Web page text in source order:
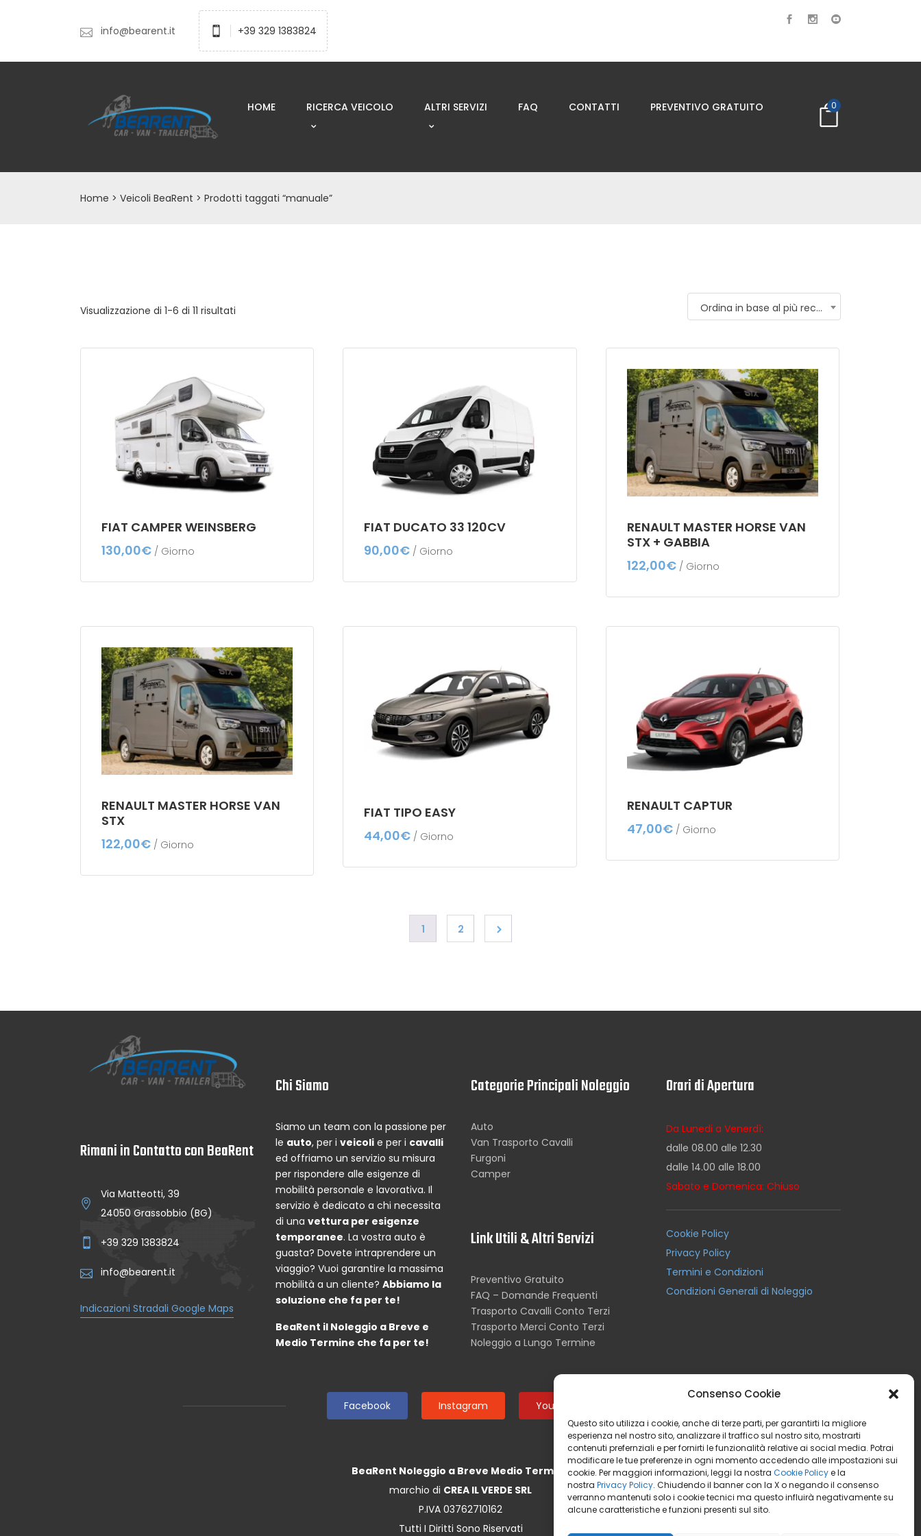
Consenso Cookie
Questo sito utilizza i cookie, anche di terze parti, per garantirti la migliore
esperienza nel nostro sito, analizzare il traffico sul nostro sito, mostrarti
contenuti prefernziali e per fornirti le funzionalità relative ai social media. Potrai
modificare le tue preferenze in ogni momento accedendo alle impostazioni sui
cookie. Per maggiori informazioni, leggi la nostra Cookie Policye la
nostra Privacy Policy. Chiudendo il banner con la X o negando il consenso
verranno mantenuti solo i cookie tecnici ma questo influirà negativamente su
alcune caratteristiche e funzioni presenti sul sito.
info@bearent.it +39 329 1383824
HOME RICERCA VEICOLO ALTRI SERVIZI FAQ CONTATTI PREVENTIVO GRATUITO 0
Home > Veicoli BeaRent > Prodotti taggati “manuale”
Visualizzazione di 1-6 di 11 risultati Ordina in base al più recente
FIAT CAMPER WEINSBERG
130,00€ / Giorno
FIAT DUCATO 33 120CV
90,00€ / Giorno
RENAULT MASTER HORSE VAN
STX + GABBIA
122,00€ / Giorno
RENAULT MASTER HORSE VAN
STX
122,00€ / Giorno
FIAT TIPO EASY
44,00€ / Giorno
RENAULT CAPTUR
47,00€ / Giorno
1 2
Rimani in Contatto con BeaRent
Via Matteotti, 39
24050 Grassobbio (BG)
+39 329 1383824
info@bearent.it
Indicazioni Stradali Google Maps
Chi Siamo
Siamo un team con la passione per
le auto, per i veicoli e per i cavalli
ed offriamo un servizio su misura
per rispondere alle esigenze di
mobilità personale e lavorativa. Il
servizio è dedicato a chi necessita
di una vettura per esigenze
temporanee. La vostra auto è
guasta? Dovete intraprendere un
viaggio? Vuoi garantire la massima
mobilità a un cliente? Abbiamo la
soluzione che fa per te!
BeaRent il Noleggio a Breve e
Medio Termine che fa per te!
Categorie Principali Noleggio
Auto
Van Trasporto Cavalli
Furgoni
Camper
Link Utili & Altri Servizi
Preventivo Gratuito
FAQ – Domande Frequenti
Trasporto Cavalli Conto Terzi
Trasporto Merci Conto Terzi
Noleggio a Lungo Termine
Orari di Apertura
Da Lunedi a Venerdì:
dalle 08.00 alle 12.30
dalle 14.00 alle 18.00
Sabato e Domenica: Chiuso
Cookie Policy
Privacy Policy
Termini e Condizioni
Condizioni Generali di Noleggio
Facebook Instagram Youtube
BeaRent Noleggio a Breve Medio Termine
marchio di CREA IL VERDE SRL
P.IVA 03762710162
Tutti I Diritti Sono Riservati